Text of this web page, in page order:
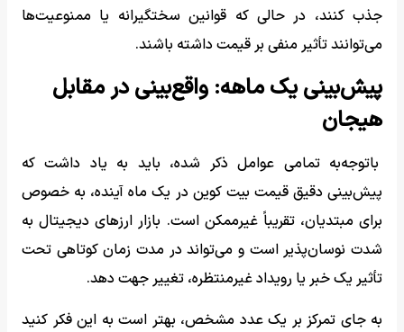
جذب کنند، در حالی که قوانین سختگیرانه یا ممنوعیت‌ها
می‌توانند تأثیر منفی بر قیمت داشته باشند.
پیش‌بینی یک ماهه: واقع‌بینی در مقابل
هیجان
با‌توجه‌به تمامی عوامل ذکر شده، باید به یاد داشت که
پیش‌بینی دقیق قیمت بیت کوین در یک ماه آینده، به خصوص
برای مبتدیان، تقریباً غیرممکن است. بازار ارزهای دیجیتال به
شدت نوسان‌پذیر است و می‌تواند در مدت زمان کوتاهی تحت
تأثیر یک خبر یا رویداد غیرمنتظره، تغییر جهت دهد.
به جای تمرکز بر یک عدد مشخص، بهتر است به این فکر کنید